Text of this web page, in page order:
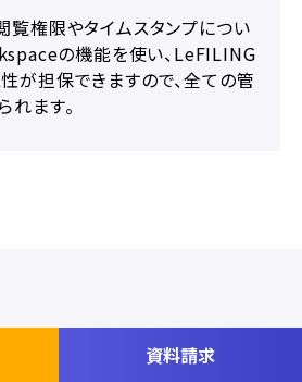
覧権限やタイムスタンプについ
の機能を使い、LeFILING
が担保できますので、全ての管
れます。
資料請求